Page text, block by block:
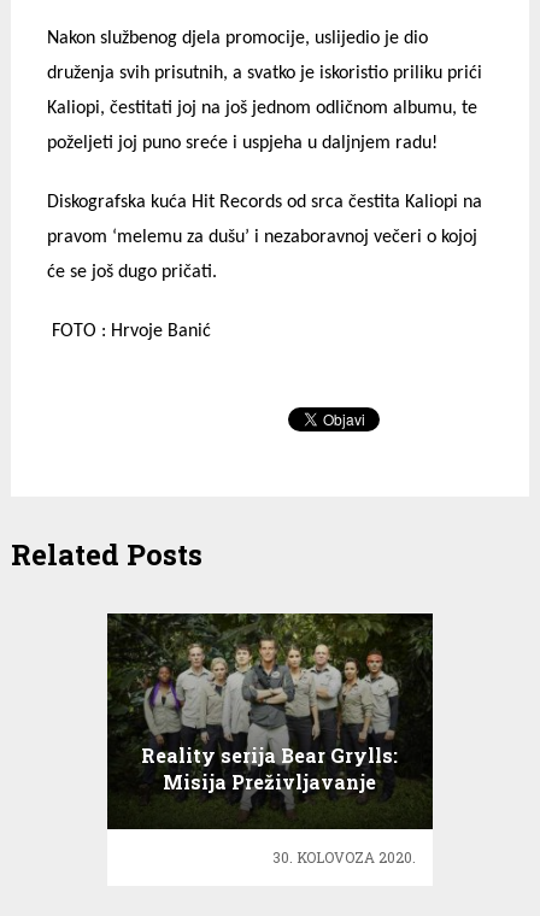
Nakon službenog djela promocije, uslijedio je dio
druženja svih prisutnih, a svatko je iskoristio priliku prići
Kaliopi, čestitati joj na još jednom odličnom albumu, te
poželjeti joj puno sreće i uspjeha u daljnjem radu!
Diskografska kuća Hit Records od srca čestita Kaliopi na
pravom ‘melemu za dušu’ i nezaboravnoj večeri o kojoj
će se još dugo pričati.
FOTO : Hrvoje Banić
Related Posts
Reality serija Bear Grylls:
Misija Preživljavanje
30. KOLOVOZA 2020.